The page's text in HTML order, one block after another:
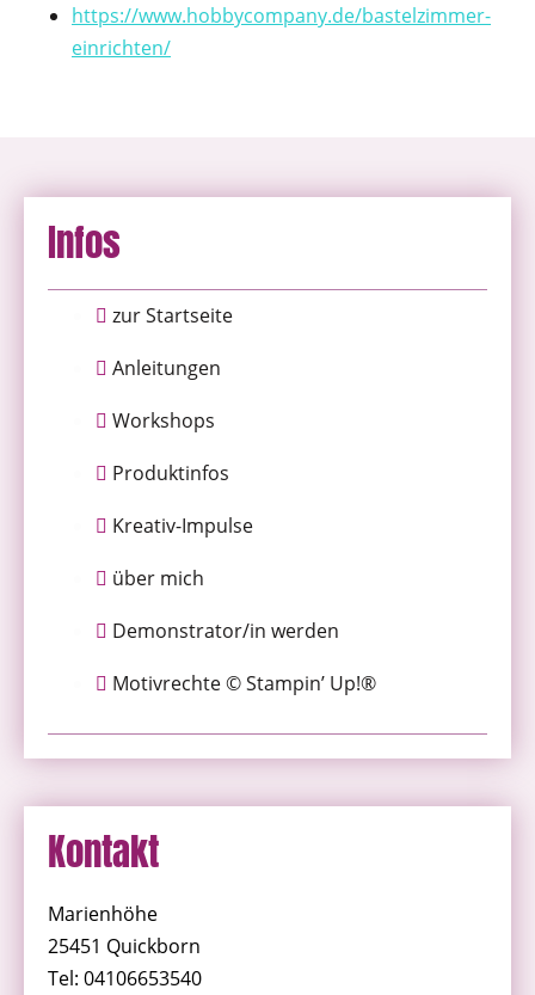
https://www.hobbycompany.de/bastelzimmer-
einrichten/
Infos
zur Startseite
Anleitungen
Workshops
Produktinfos
Kreativ-Impulse
über mich
Demonstrator/in werden
Motivrechte © Stampin’ Up!®
Kontakt
Marienhöhe
25451 Quickborn
Tel: 04106653540